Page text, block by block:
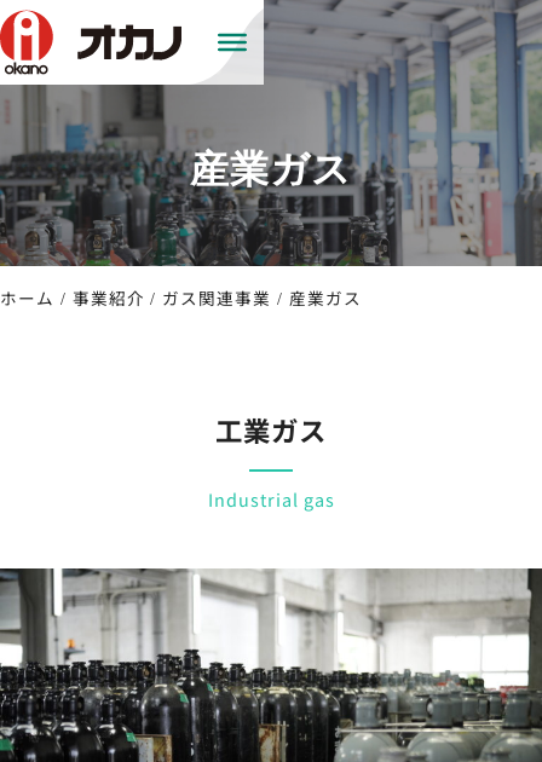
産業ガス
ホーム 事業紹介 ガス関連事業 産業ガス
工業ガス
Industrial gas